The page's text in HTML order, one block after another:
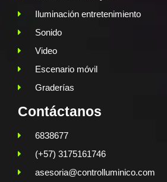
Iluminación entretenimiento
Sonido
Video
Escenario móvil
Graderías
Contáctanos
6838677
(+57) 3175161746
asesoria@controlluminico.com